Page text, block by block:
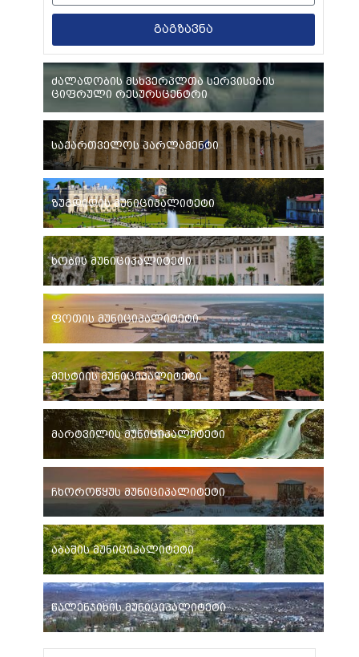
გაგზავნა
ძალადობის მსხვერპლთა სერვისების
ციფრული რესურსცენტრი
საქართველოს პარლამენტი
ზუგდიდის მუნიციპალიტეტი
ხობის მუნიციპალიტეტი
ფოთის მუნიციპალიტეტი
მესტიის მუნიციპალიტეტი
მარტვილის მუნიციპალიტეტი
ჩხოროწყუს მუნიციპალიტეტი
აბაშის მუნიციპალიტეტი
წალენჯიხის მუნიციპალიტეტი